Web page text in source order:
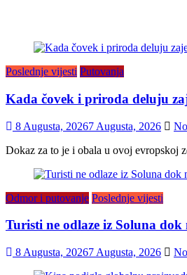
Poslednje vijesti Putovanja
Kada čovek i priroda deluju
8 Augusta, 20267 Augusta, 2026
Dokaz za to je i obala u ovoj evropskoj
Odmor i putovanje Poslednje vijesti
Turisti ne odlaze iz Soluna
8 Augusta, 20267 Augusta, 2026